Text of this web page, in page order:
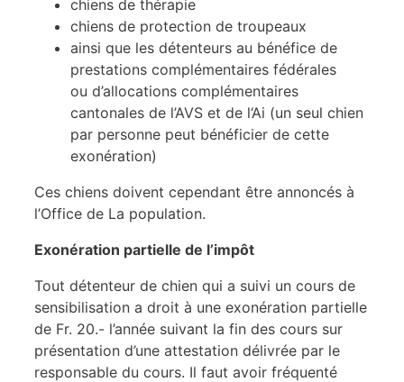
chiens de thérapie
chiens de protection de troupeaux
ainsi que les détenteurs au bénéfice de
prestations complémentaires fédérales
ou d’allocations complémentaires
cantonales de l’AVS et de l‘Ai (un seul chien
par personne peut bénéficier de cette
exonération)
Ces chiens doivent cependant être annoncés à
l’Office de La population.
Exonération partielle de l’impôt
Tout détenteur de chien qui a suivi un cours de
sensibilisation a droit à une exonération partielle
de Fr. 20.- l’année suivant la fin des cours sur
présentation d’une attestation délivrée par le
responsable du cours. Il faut avoir fréquenté